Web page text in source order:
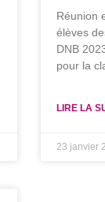
Réunion
élèves
DNB
pour la
LIRE LA
23 janvier